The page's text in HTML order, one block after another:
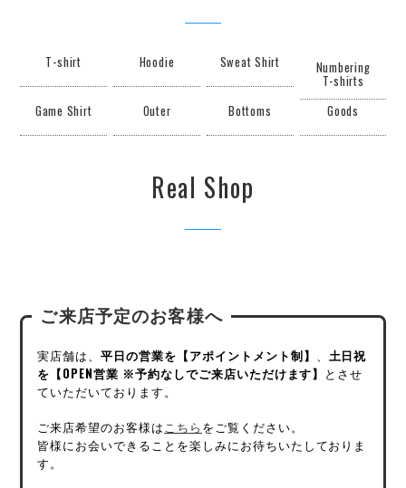
T-shirt Hoodie Sweat Shirt Numbering
T-shirts
Game Shirt
Outer Bottoms Goods
Real Shop
ご来店予定のお客様へ
実店舗は、平日の営業を【アポイントメント制】 、 土日祝
を【OPEN営業 ※予約なしでご来店いただけます】 とさせ
ていただいております。
ご来店希望のお客様はこちら をご覧ください。
皆様にお会いできることを楽しみにお待ちいたしておりま
す。